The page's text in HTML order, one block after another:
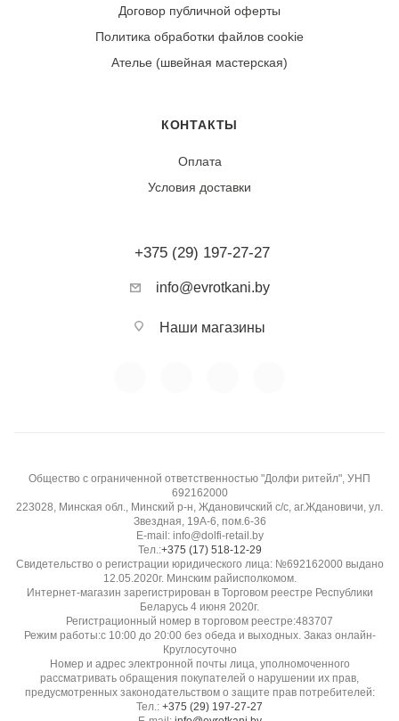
Договор публичной оферты
Политика обработки файлов cookie
Ателье (швейная мастерская)
КОНТАКТЫ
Оплата
Условия доставки
+375 (29) 197-27-27
info@evrotkani.by
Наши магазины
Общество с ограниченной ответственностью "Долфи ритейл", УНП
692162000
223028, Минская обл., Минский р-н, Ждановичский с/с, аг.Ждановичи, ул.
Звездная, 19А-6, пом.6-36
E-mail: info@dolfi-retail.by
Тел.:+375 (17) 518-12-29
Свидетельство о регистрации юридического лица: №692162000 выдано
12.05.2020г. Минским райисполкомом.
Интернет-магазин зарегистрирован в Торговом реестре Республики
Беларусь 4 июня 2020г.
Регистрационный номер в торговом реестре:483707
Режим работы:с 10:00 до 20:00 без обеда и выходных. Заказ онлайн-
Круглосуточно
Номер и адрес электронной почты лица, уполномоченного
рассматривать обращения покупателей о нарушении их прав,
предусмотренных законодательством о защите прав потребителей:
Тел.: +375 (29) 197-27-27